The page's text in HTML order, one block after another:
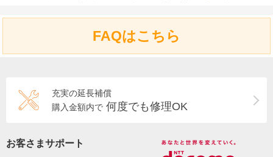
FAQはこちら
充実の延長補償
購入金額内で 何度でも修理OK
お客さまサポート